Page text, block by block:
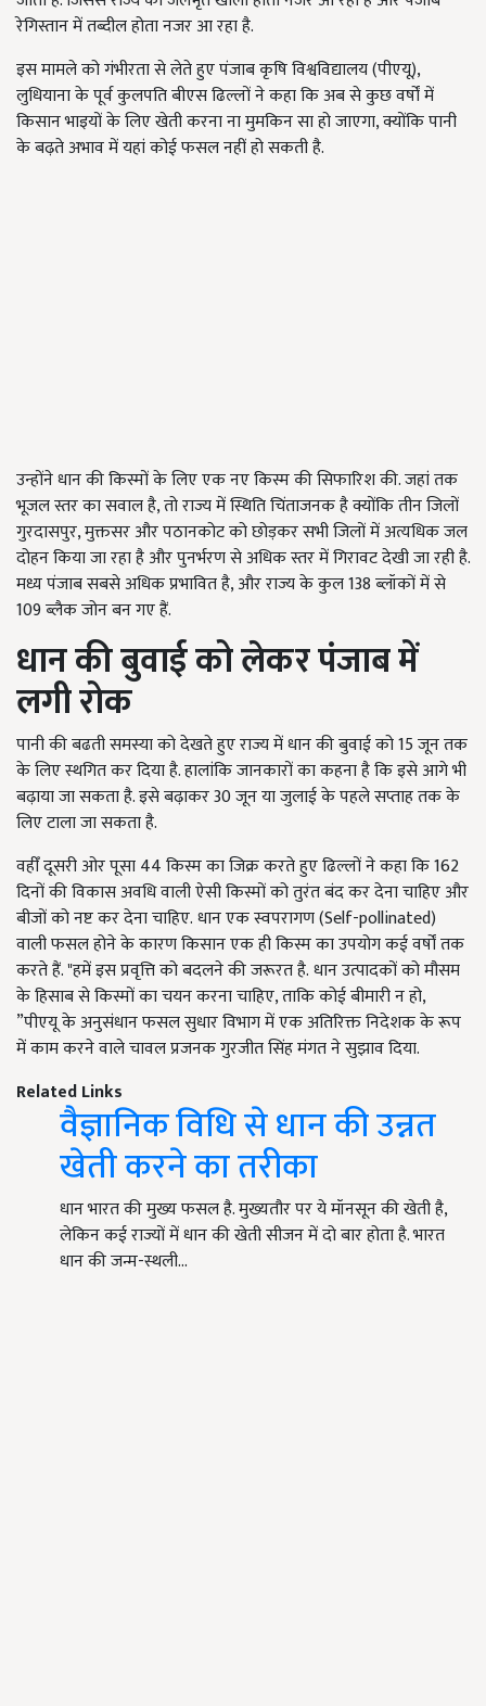
रेगिस्तान में तब्दील होता नजर आ रहा है.
इस मामले को गंभीरता से लेते हुए पंजाब कृषि विश्वविद्यालय (पीएयू),
लुधियाना के पूर्व कुलपति बीएस ढिल्लों ने कहा कि अब से कुछ वर्षों में
किसान भाइयों के लिए खेती करना ना मुमकिन सा हो जाएगा, क्योंकि पानी
के बढ़ते अभाव में यहां कोई फसल नहीं हो सकती है.
उन्होंने धान की किस्मों के लिए एक नए किस्म की सिफारिश की. जहां तक
भूजल स्तर का सवाल है, तो राज्य में स्थिति चिंताजनक है क्योंकि तीन जिलों
गुरदासपुर, मुक्तसर और पठानकोट को छोड़कर सभी जिलों में अत्यधिक जल
दोहन किया जा रहा है और पुनर्भरण से अधिक स्तर में गिरावट देखी जा रही है.
मध्य पंजाब सबसे अधिक प्रभावित है, और राज्य के कुल 138 ब्लॉकों में से
109 ब्लैक जोन बन गए हैं.
धान की बुवाई को लेकर पंजाब में
लगी रोक
पानी की बढती समस्या को देखते हुए राज्य में धान की बुवाई को 15 जून तक
के लिए स्थगित कर दिया है. हालांकि जानकारों का कहना है कि इसे आगे भी
बढ़ाया जा सकता है. इसे बढ़ाकर 30 जून या जुलाई के पहले सप्ताह तक के
लिए टाला जा सकता है.
वहीँ दूसरी ओर पूसा 44 किस्म का जिक्र करते हुए ढिल्लों ने कहा कि 162
दिनों की विकास अवधि वाली ऐसी किस्मों को तुरंत बंद कर देना चाहिए और
बीजों को नष्ट कर देना चाहिए. धान एक स्वपरागण (Self-pollinated)
वाली फसल होने के कारण किसान एक ही किस्म का उपयोग कई वर्षों तक
करते हैं. "हमें इस प्रवृत्ति को बदलने की जरूरत है. धान उत्पादकों को मौसम
के हिसाब से किस्मों का चयन करना चाहिए, ताकि कोई बीमारी न हो,
”पीएयू के अनुसंधान फसल सुधार विभाग में एक अतिरिक्त निदेशक के रूप
में काम करने वाले चावल प्रजनक गुरजीत सिंह मंगत ने सुझाव दिया.
Related Links
वैज्ञानिक विधि से धान की उन्नत
खेती करने का तरीका
धान भारत की मुख्य फसल है. मुख्यतौर पर ये मॉनसून की खेती है,
लेकिन कई राज्यों में धान की खेती सीजन में दो बार होता है. भारत
धान की जन्म-स्थली…